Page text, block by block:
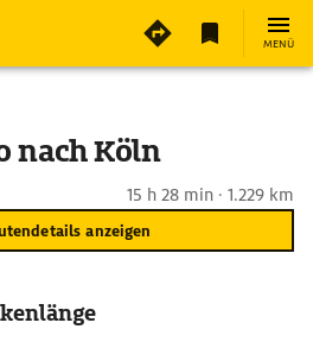
MENÜ
nach Köln
15 h 28 min · 1.229 km
anzeigen